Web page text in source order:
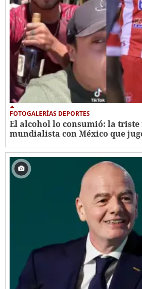
FOTOGALERÍAS DEPORTES
El alcohol lo consumió: la triste
mundialista con México que